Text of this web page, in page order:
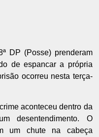
DP (Posse) prenderam
de espancar a própria
ocorreu nesta terça-
aconteceu dentro da
desentendimento. O
um chute na cabeça